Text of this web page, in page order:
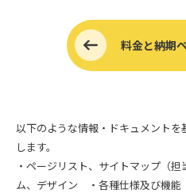
料金と納期
以下のような情報・ドキュメント
します。
・ページリスト、サイトマップ（
ム、デザイン ・各種仕様及び機能